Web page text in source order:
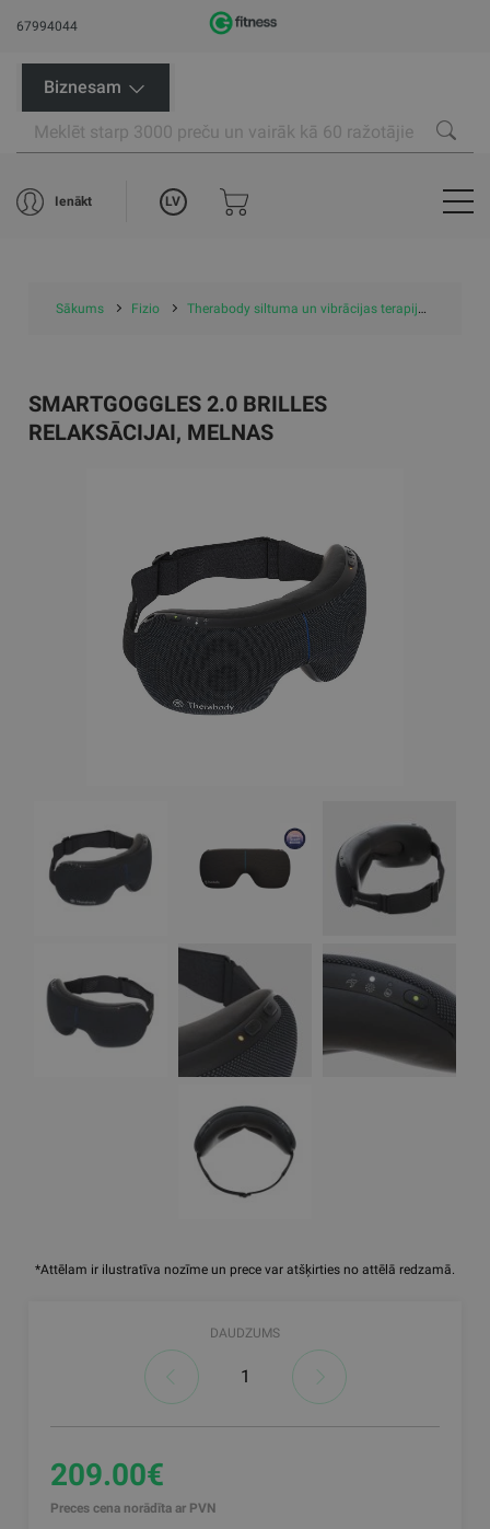
67994044
Biznesam
Ienākt LV
Sākums Fizio Therabody siltuma un vibrācijas terapija
*Attēlam ir ilustratīva nozīme un prece var atšķirties no attēlā redzamā.
SMARTGOGGLES 2.0 BRILLES
RELAKSĀCIJAI, MELNAS
DAUDZUMS
209.00€
Preces cena norādīta ar PVN